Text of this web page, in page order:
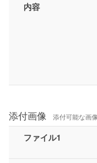
内容
添付画像 添付可能な画
ファイル1